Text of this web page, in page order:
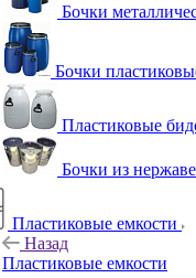
Бочки
Бочки
Пластиковые
Бочки из
Пластиковые емкости
Назад
Пластиковые емкости